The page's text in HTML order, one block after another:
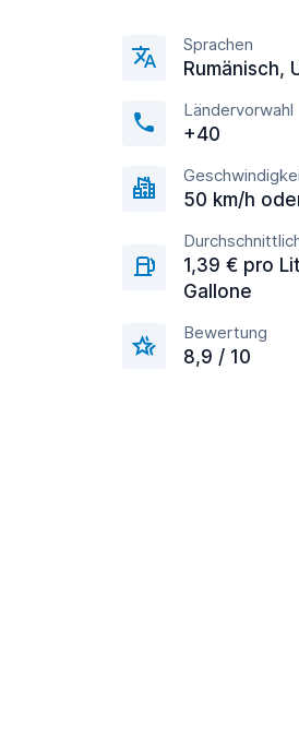
Sprachen
Rumänisch,
Ländervorwahl
+40
50 km/h
1,39 € pro
Gallone
Bewertung
8,9 / 10